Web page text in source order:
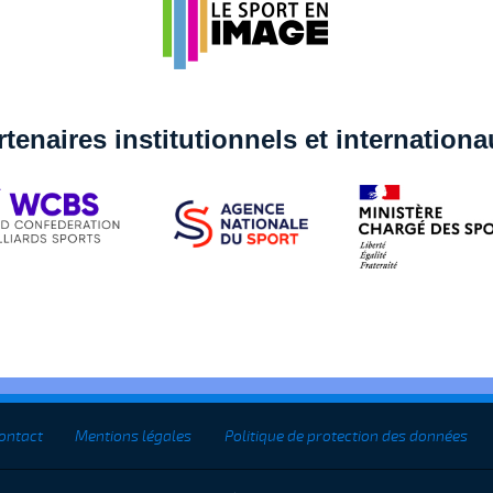
institutionnels et
Mentions légales Politique de protection des données